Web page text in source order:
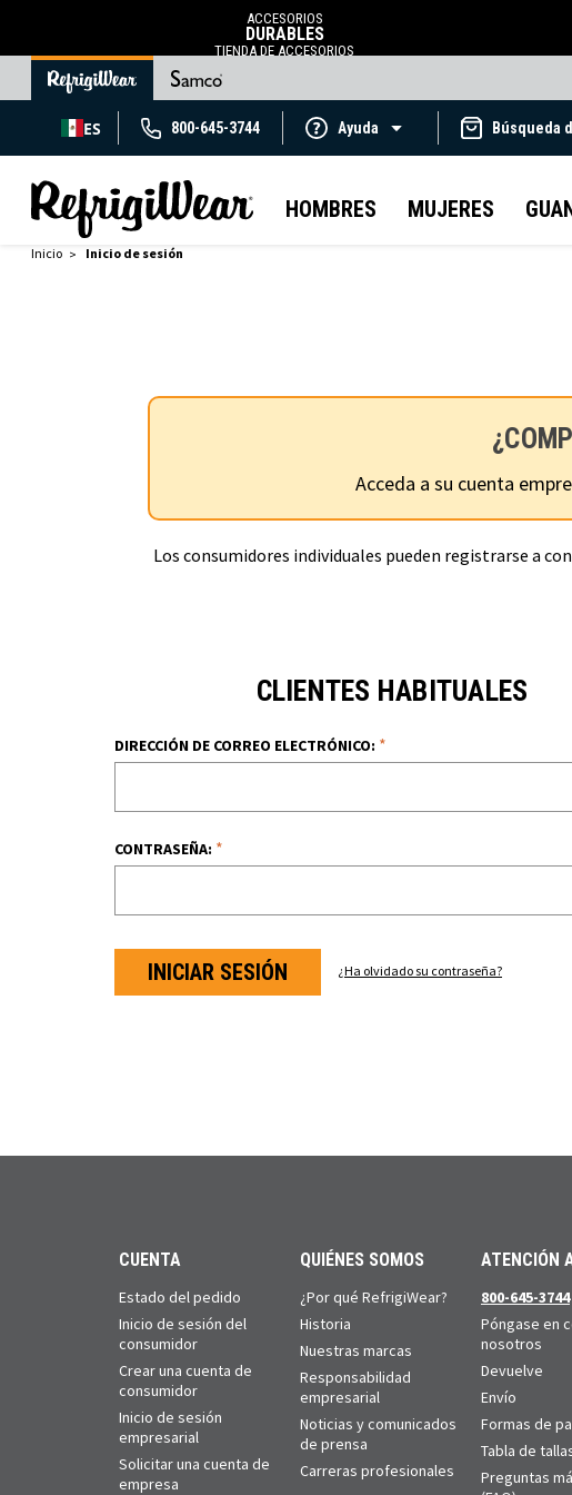
ACCESORIOS
DURABLES
TIENDA DE ACCESORIOS
ES 800-645-3744 Ayuda Búsqueda
HOMBRES MUJERES
Inicio Inicio de sesión
Acceda a su cuenta
Los consumidores individuales pueden registrarse a
CLIENTES HABITUALES
DIRECCIÓN DE CORREO ELECTRÓNICO: *
CONTRASEÑA: *
¿Ha olvidado su contraseña?
CUENTA
Estado del pedido
Inicio de sesión del
consumidor
Crear una cuenta de
consumidor
Inicio de sesión
empresarial
Solicitar una cuenta de
empresa
QUIÉNES SOMOS
¿Por qué RefrigiWear?
Historia
Nuestras marcas
Responsabilidad
empresarial
Noticias y comunicados
de prensa
Carreras profesionales
ATENCIÓN
800-645-3744
Póngase en
nosotros
Devuelve
Envío
Formas de
Tabla de
Preguntas